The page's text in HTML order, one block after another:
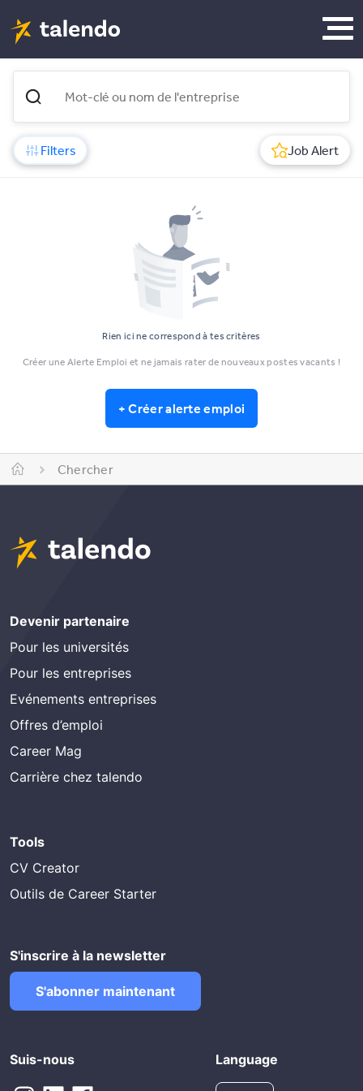
Filters Job Alert
Rien ici ne correspond à tes critères
Créer une Alerte Emploi et ne jamais rater de nouveaux postes vacants !
+Créer alerte emploi
Chercher
Devenir partenaire
Pour les universités
Pour les entreprises
Evénements entreprises
Offres d’emploi
Career Mag
Carrière chez talendo
Tools
CV Creator
Outils de Career Starter
S'inscrire à la newsletter
S'abonner maintenant
Suis-nous Language